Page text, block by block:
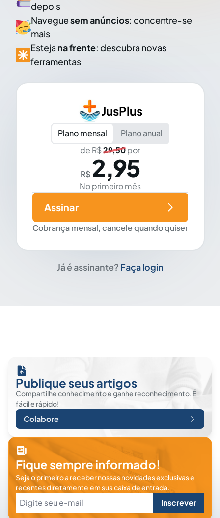
depois
Naveguesem anúncios: concentre-se
mais
Esteja na frente: descubra novas
ferramentas
JusPlus
Plano mensal
Plano anual
de R$29,50por
R$ 2,95
No primeiro mês
Cobrança mensal, cancele quando quiser
Assinar
Já é assinante? Faça login
Publique seus artigos
Compartilhe conhecimento e ganhe reconhecimento. É
fácil e rápido!
Colabore
Fique sempre informado!
Seja o primeiro a receber nossas novidades exclusivas e
recentes diretamente em sua caixa de entrada.
Inscrever